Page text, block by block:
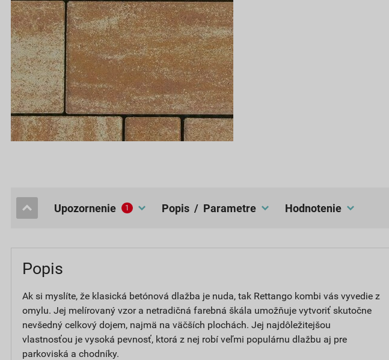
popis / Parametre
upozornenie 1 hodnotenie
Popis
Ak si myslíte, že klasická betónová dlažba je nuda, tak Rettango kombi vás vyvedie z
omylu. Jej melírovaný vzor a netradičná farebná škála umožňuje vytvoriť skutočne
nevšedný celkový dojem, najmä na väčších plochách. Jej najdôležitejšou
vlastnosťou je vysoká pevnosť, ktorá z nej robí veľmi populárnu dlažbu aj pre
parkoviská a chodníky.